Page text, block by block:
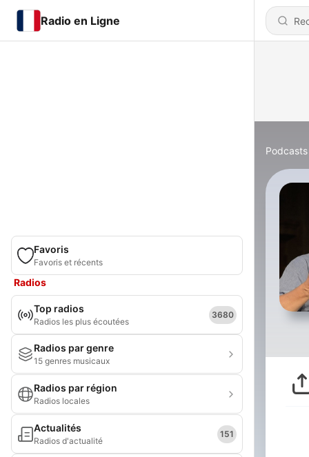
Radio en Ligne
Favoris
Favoris et récents
Radios
Top radios
Radios les plus écoutées
3680
Radios par genre
15 genres musicaux
Radios par région
Radios locales
Actualités
Radios d'actualité
151
Podcasts